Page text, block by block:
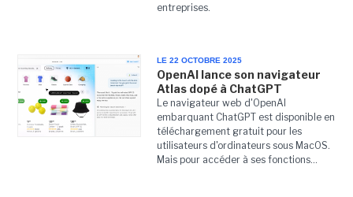
entreprises.
LE 22 OCTOBRE 2025
OpenAI lance son navigateur
Atlas dopé à ChatGPT
Le navigateur web d'OpenAI
embarquant ChatGPT est disponible en
téléchargement gratuit pour les
utilisateurs d'ordinateurs sous MacOS.
Mais pour accéder à ses fonctions...